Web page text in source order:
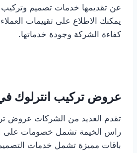
عن تقديمها خدمات تصميم وتركيب
يمكنك الاطلاع على تقييمات
كفاءة الشركة وجودة خدماتها.
عروض تركيب انترلوك
تقدم العديد من الشركات عروض
راس الخيمة تشمل خصومات على
باقات مميزة تشمل خدمات